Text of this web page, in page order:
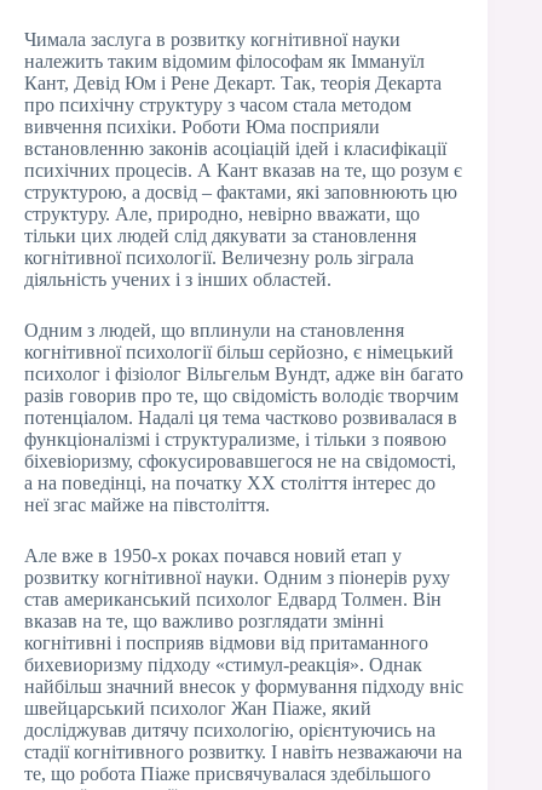
Чимала заслуга в розвитку когнітивної науки
належить таким відомим філософам як Іммануїл
Кант, Девід Юм і Рене Декарт. Так, теорія Декарта
про психічну структуру з часом стала методом
вивчення психіки. Роботи Юма посприяли
встановленню законів асоціацій ідей і класифікації
психічних процесів. А Кант вказав на те, що розум є
структурою, а досвід – фактами, які заповнюють цю
структуру. Але, природно, невірно вважати, що
тільки цих людей слід дякувати за становлення
когнітивної психології. Величезну роль зіграла
діяльність учених і з інших областей.
Одним з людей, що вплинули на становлення
когнітивної психології більш серйозно, є німецький
психолог і фізіолог Вільгельм Вундт, адже він багато
разів говорив про те, що свідомість володіє творчим
потенціалом. Надалі ця тема частково розвивалася в
функціоналізмі і структурализме, і тільки з появою
біхевіоризму, сфокусировавшегося не на свідомості,
а на поведінці, на початку ХХ століття інтерес до
неї згас майже на півстоліття.
Але вже в 1950-х роках почався новий етап у
розвитку когнітивної науки. Одним з піонерів руху
став американський психолог Едвард Толмен. Він
вказав на те, що важливо розглядати змінні
когнітивні і посприяв відмови від притаманного
бихевиоризму підходу «стимул-реакція». Однак
найбільш значний внесок у формування підходу вніс
швейцарський психолог Жан Піаже, який
досліджував дитячу психологію, орієнтуючись на
стадії когнітивного розвитку. І навіть незважаючи на
те, що робота Піаже присвячувалася здебільшого